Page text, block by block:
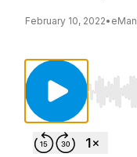
February 10, 2022• eMan
Use